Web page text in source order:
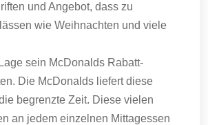
und Angebot, dass zu
wie Weihnachten und viele
sein McDonalds Rabatt-
Die McDonalds liefert diese
begrenzte Zeit. Diese vielen
an jedem einzelnen Mittagessen